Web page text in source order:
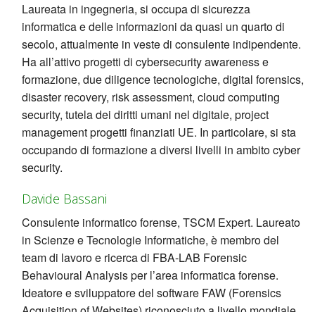
Laureata in ingegneria, si occupa di sicurezza
informatica e delle informazioni da quasi un quarto di
secolo, attualmente in veste di consulente indipendente.
Ha all’attivo progetti di cybersecurity awareness e
formazione, due diligence tecnologiche, digital forensics,
disaster recovery, risk assessment, cloud computing
security, tutela dei diritti umani nel digitale, project
management progetti finanziati UE. In particolare, si sta
occupando di formazione a diversi livelli in ambito cyber
security.
Davide Bassani
Consulente informatico forense, TSCM Expert. Laureato
in Scienze e Tecnologie Informatiche, è membro del
team di lavoro e ricerca di FBA-LAB Forensic
Behavioural Analysis per l’area informatica forense.
Ideatore e sviluppatore del software FAW (Forensics